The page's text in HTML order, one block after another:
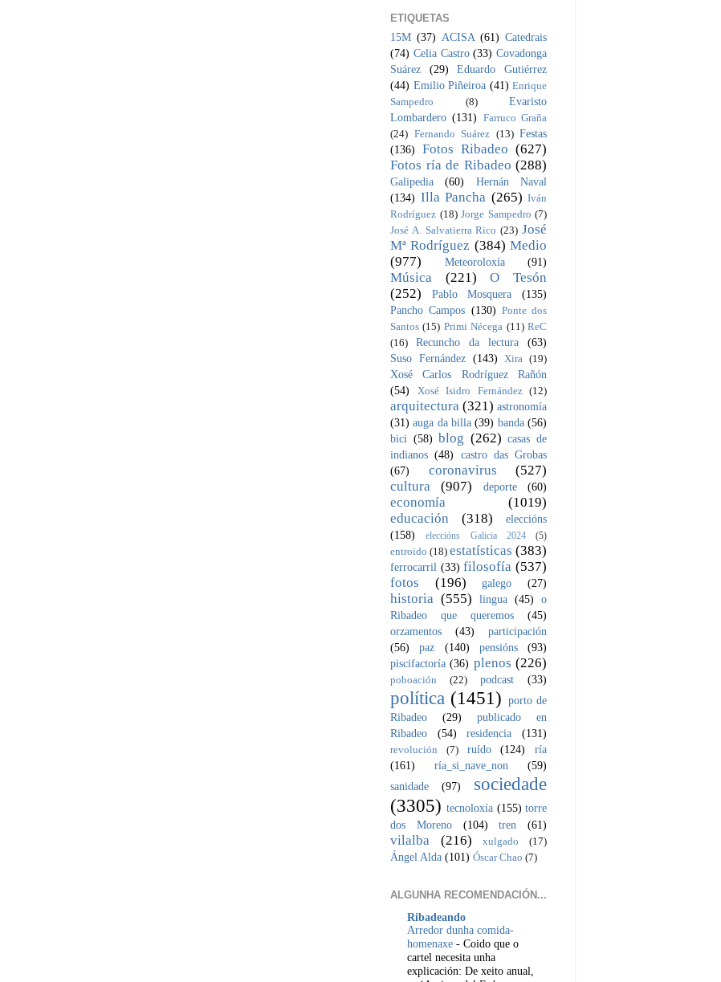
ETIQUETAS
15M (37) ACISA (61) Catedrais
(74) Celia Castro (33) Covadonga
Suárez
(29)
Eduardo Gutiérrez
(44) Emilio Piñeiroa (41) Enrique
Sampedro
(8)
Evaristo
Lombardero (131) Farruco Graña
(24) Fernando Suárez (13) Festas
(136)
Fotos Ribadeo (627)
Fotos ría de Ribadeo (288)
Galipedia (60)
Hernán Naval
(134) Illa Pancha (265) Iván
Rodríguez (18) Jorge Sampedro (7)
José A. Salvatierra Rico (23) José
Mª Rodríguez (384) Medio
(977)
Meteoroloxía (91)
Música (221)
O Tesón
(252)
Pablo Mosquera
(135)
Pancho Campos (130) Ponte dos
Santos (15) Primi Nécega (11) ReC
(16)
Recuncho da lectura
(63)
Suso Fernández (143) Xira (19)
Xosé Carlos Rodríguez Rañón
(54)
Xosé Isidro Fernández (12)
arquitectura (321) astronomía
(31) auga da billa (39) banda (56)
bici (58) blog (262) casas de
indianos (48)
castro das Grobas
(67)
coronavirus
(527)
cultura
(907) deporte (60)
economía
(1019)
educación
(318)
eleccións
(158)
eleccións Galicia 2024 (5)
entroido (18) estatísticas (383)
ferrocarril (33) filosofía (537)
fotos
(196) galego (27)
historia (555) lingua (45)
o
Ribadeo que queremos
(45)
orzamentos
(43)
participación
(56)
paz (140) pensións
(93)
piscifactoría (36) plenos (226)
poboación (22) podcast (33)
política (1451) porto de
Ribadeo
(29)
publicado en
Ribadeo
(54) residencia (131)
revolución (7) ruído (124)
ría
(161)
ría_si_nave_non
(59)
sanidade
(97)
sociedade
(3305) tecnoloxía (155) torre
dos Moreno
(104) tren (61)
vilalba (216) xulgado (17)
Ángel Alda (101) Óscar Chao (7)
ALGUNHA RECOMENDACIÓN...
Ribadeando
Arredor dunha comida-
homenaxe - Coido que o
cartel necesita unha
explicación: De xeito anual,